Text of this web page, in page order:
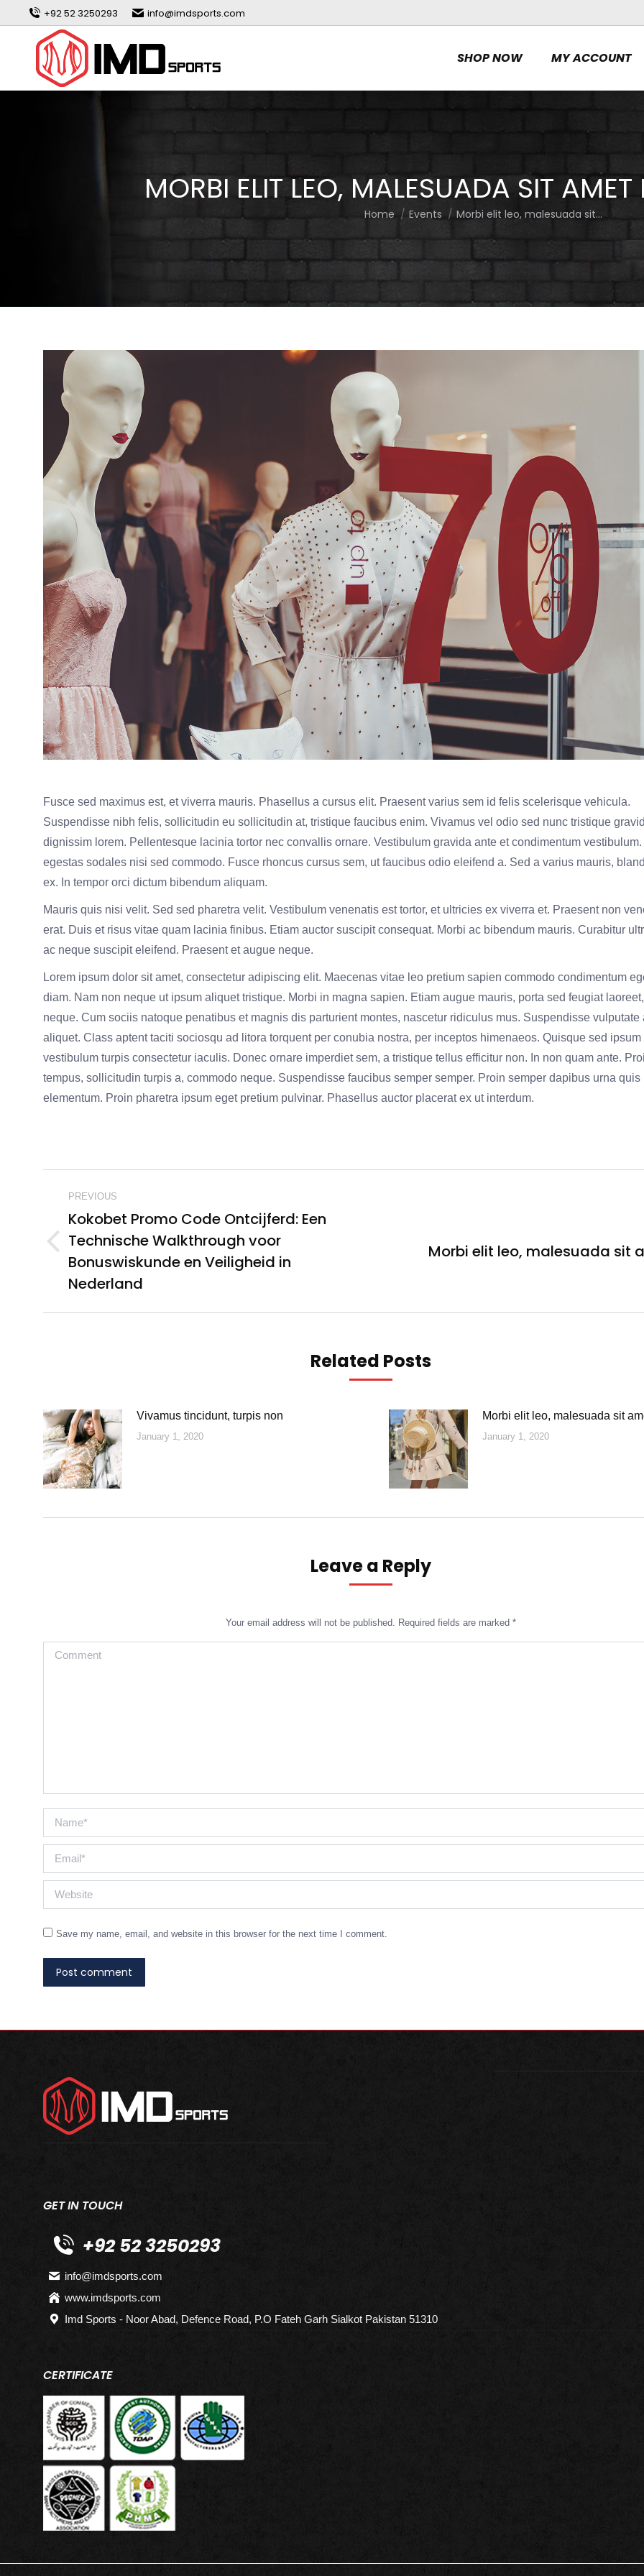
+92 52 3250293 info@imdsports.com
SHOP NOW MY ACCOUNT
MORBI ELIT LEO, MALESUADA SIT AMET
You are here:
Home Events Morbi elit leo, malesuada sit…
Fusce sed maximus est, et viverra mauris. Phasellus a cursus elit. Praesent varius sem id felis scelerisque vehicula.
Suspendisse nibh felis, sollicitudin eu sollicitudin at, tristique faucibus enim. Vivamus vel odio sed nunc tristique
dignissim lorem. Pellentesque lacinia tortor nec convallis ornare. Vestibulum gravida ante et condimentum
egestas sodales nisi sed commodo. Fusce rhoncus cursus sem, ut faucibus odio eleifend a. Sed a varius mauris,
ex. In tempor orci dictum bibendum aliquam.
Mauris quis nisi velit. Sed sed pharetra velit. Vestibulum venenatis est tortor, et ultricies ex viverra et. Praesent non
erat. Duis et risus vitae quam lacinia finibus. Etiam auctor suscipit consequat. Morbi ac bibendum mauris. Curabitur
ac neque suscipit eleifend. Praesent et augue neque.
Lorem ipsum dolor sit amet, consectetur adipiscing elit. Maecenas vitae leo pretium sapien commodo condimentum
diam. Nam non neque ut ipsum aliquet tristique. Morbi in magna sapien. Etiam augue mauris, porta sed feugiat
neque. Cum sociis natoque penatibus et magnis dis parturient montes, nascetur ridiculus mus. Suspendisse vulputate
aliquet. Class aptent taciti sociosqu ad litora torquent per conubia nostra, per inceptos himenaeos. Quisque sed ipsum
vestibulum turpis consectetur iaculis. Donec ornare imperdiet sem, a tristique tellus efficitur non. In non quam ante.
tempus, sollicitudin turpis a, commodo neque. Suspendisse faucibus semper semper. Proin semper dapibus urna quis
elementum. Proin pharetra ipsum eget pretium pulvinar. Phasellus auctor placerat ex ut interdum.
POST
NAVIGATION
PREVIOUS
Previous
post:
Kokobet Promo Code Ontcijferd: Een
Technische Walkthrough voor
Bonuswiskunde en Veiligheid in
Nederland
Morbi elit leo, malesuada sit
Related Posts
Vivamus tincidunt, turpis non
January 1, 2020
Morbi elit leo, malesuada sit
January 1, 2020
Leave a Reply
Your email address will not be published. Required fields are marked *
Comment
Name *
Email *
Website
Save my name, email, and website in this browser for the next time I comment.
Post comment
GET IN TOUCH
+92 52 3250293
info@imdsports.com
www.imdsports.com
Imd Sports - Noor Abad, Defence Road, P.O Fateh Garh Sialkot Pakistan 51310
CERTIFICATE